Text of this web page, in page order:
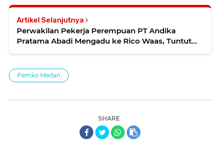
Artikel Selanjutnya
Perwakilan Pekerja Perempuan PT Andika
Pratama Abadi Mengadu ke Rico Waas, Tuntut
Pemko Medan
SHARE